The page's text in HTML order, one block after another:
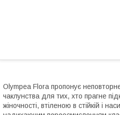
Olympea Flora пропонує
чаклунства для тих, хто прагне
жіночності, втіленою в стійкій і